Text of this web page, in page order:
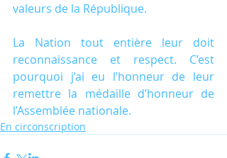
valeurs de la République.
La Nation tout entière leur doit
reconnaissance et respect. C’est
pourquoi j’ai eu l’honneur de leur
remettre la médaille d’honneur de
l’Assemblée nationale.
En circonscription